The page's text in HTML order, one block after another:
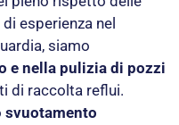
esperienza nel
siamo
e nella pulizia di pozzi
di raccolta reflui.
svuotamento